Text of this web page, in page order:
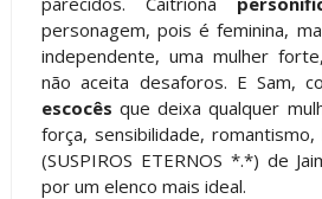
personagem, pois é feminina,
independente, uma mulher
não aceita desaforos. E Sam,
escocês que deixa qualquer
força, sensibilidade,
(SUSPIROS ETERNOS *.*) de
por um elenco mais ideal.